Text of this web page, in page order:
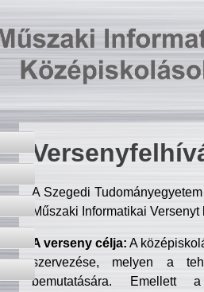
A Szegedi
Műszaki Informatikai
A verseny célja: A
szervezése, melyen a
bemutatására. Emellett